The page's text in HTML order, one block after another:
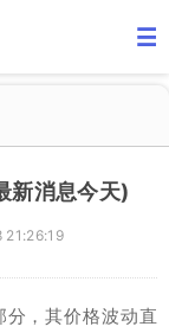
新消息今天)
，其价格波动直